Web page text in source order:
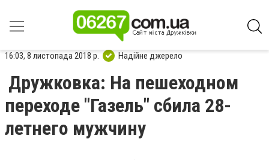
16:03, 8 листопада 2018 р. Надійне джерело
Дружковка: На пешеходном
переходе "Газель" сбила 28-
летнего мужчину